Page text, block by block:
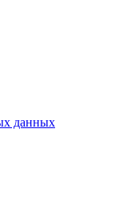
данных